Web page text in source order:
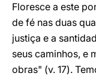
Floresce a este
de fé nas duas
justiça e a
seus caminhos, e
obras" (v. 17).